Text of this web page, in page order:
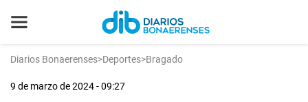
Diarios Bonaerenses>Deportes>Bragado
9 de marzo de 2024 - 09:27